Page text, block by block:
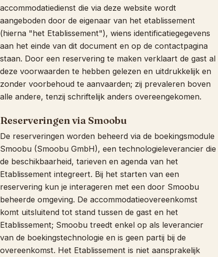
accommodatiedienst die via deze website wordt
aangeboden door de eigenaar van het etablissement
(hierna "het Etablissement"), wiens identificatiegegevens
aan het einde van dit document en op de contactpagina
staan. Door een reservering te maken verklaart de gast al
deze voorwaarden te hebben gelezen en uitdrukkelijk en
zonder voorbehoud te aanvaarden; zij prevaleren boven
alle andere, tenzij schriftelijk anders overeengekomen.
Reserveringen via Smoobu
De reserveringen worden beheerd via de boekingsmodule
Smoobu (Smoobu GmbH), een technologieleverancier die
de beschikbaarheid, tarieven en agenda van het
Etablissement integreert. Bij het starten van een
reservering kun je interageren met een door Smoobu
beheerde omgeving. De accommodatieovereenkomst
komt uitsluitend tot stand tussen de gast en het
Etablissement; Smoobu treedt enkel op als leverancier
van de boekingstechnologie en is geen partij bij de
overeenkomst. Het Etablissement is niet aansprakelijk